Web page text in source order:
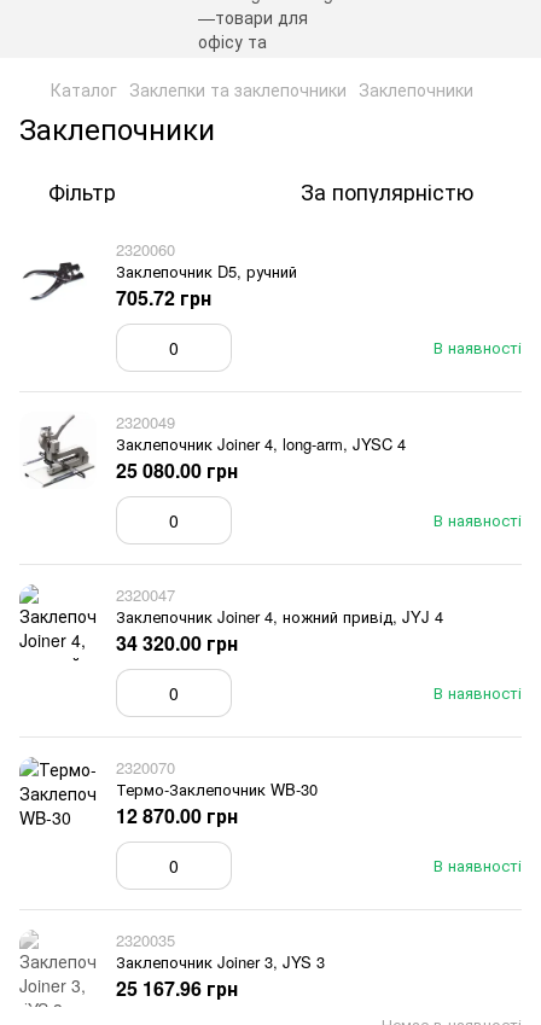
Каталог Заклепки та заклепочники Заклепочники
Заклепочники
Фільтр За популярністю
2320060
Заклепочник D5, ручний
В наявності
705.72 грн
2320049
Заклепочник Joiner 4, long-arm, JYSC 4
В наявності
25 080.00 грн
2320047
Заклепочник Joiner 4, ножний привід, JYJ 4
В наявності
34 320.00 грн
2320070
Термо-Заклепочник WB-30
В наявності
12 870.00 грн
2320035
Заклепочник Joiner 3, JYS 3
25 167.96 грн